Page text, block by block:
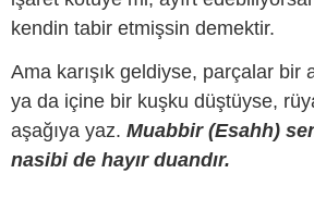
kendin tabir etmişsin demektir.
Ama karışık geldiyse, parçalar bir
ya da içine bir kuşku düştüyse,
aşağıya yaz. Muabbir (Esahh)
nasibi de hayır duandır.